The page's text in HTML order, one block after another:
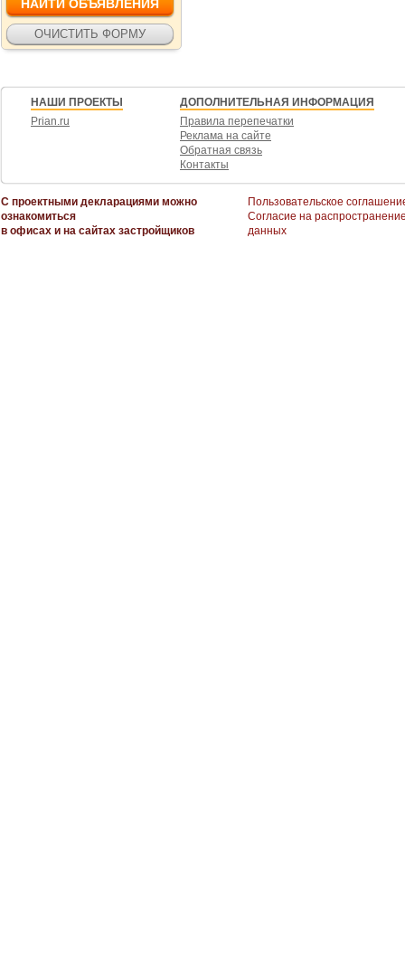
НАШИ ПРОЕКТЫ
Prian.ru
ДОПОЛНИТЕЛЬНАЯ ИНФОРМАЦИЯ
Правила перепечатки
Реклама на сайте
Обратная связь
Контакты
С проектными декларациями можно
ознакомиться
в офисах и на сайтах застройщиков
Пользовательское
Согласие на
данных